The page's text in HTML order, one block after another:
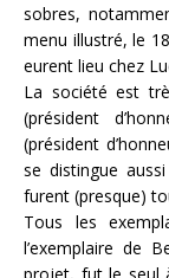
sobres,
menu illustré, le
eurent lieu chez
La société est
(président
(président
se distingue
furent (presque)
Tous les
l’exemplaire de
projet, fut le seul